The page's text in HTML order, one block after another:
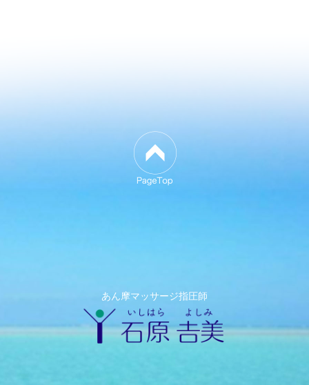
あん摩マッサージ指圧師